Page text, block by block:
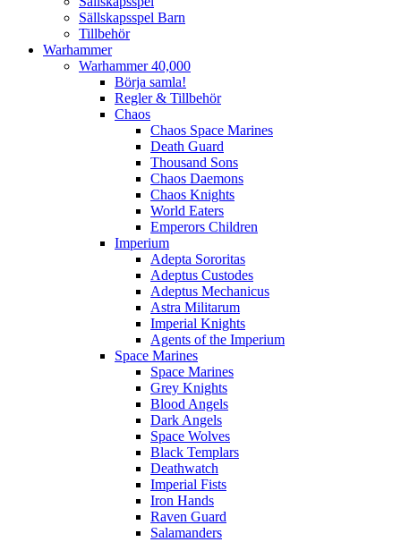
Sällskapsspel Barn
Tillbehör
Warhammer
Warhammer 40,000
Börja samla!
Regler & Tillbehör
Chaos
Chaos Space Marines
Death Guard
Thousand Sons
Chaos Daemons
Chaos Knights
World Eaters
Emperors Children
Imperium
Adepta Sororitas
Adeptus Custodes
Adeptus Mechanicus
Astra Militarum
Imperial Knights
Agents of the Imperium
Space Marines
Space Marines
Grey Knights
Blood Angels
Dark Angels
Space Wolves
Black Templars
Deathwatch
Imperial Fists
Iron Hands
Raven Guard
Salamanders